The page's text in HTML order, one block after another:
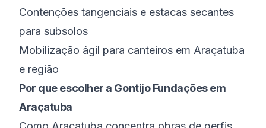
Contenções tangenciais e estacas secantes
para subsolos
Mobilização ágil para canteiros em Araçatuba
e região
Por que escolher a Gontijo Fundações em
Araçatuba